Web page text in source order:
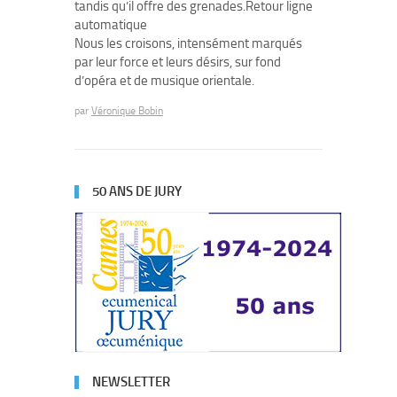
tandis qu’il offre des grenades.Retour ligne
automatique
Nous les croisons, intensément marqués
par leur force et leurs désirs, sur fond
d’opéra et de musique orientale.
par Véronique Bobin
50 ANS DE JURY
NEWSLETTER